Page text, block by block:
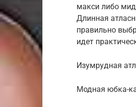
макси либо
Длинная
правильно
идет
Изумрудная
Модная юбка-